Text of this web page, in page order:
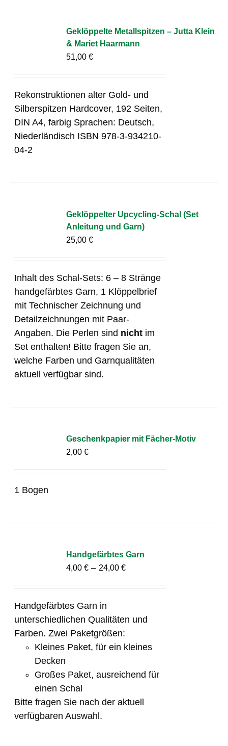
Geklöppelte Metallspitzen – Jutta Klein
& Mariet Haarmann
51,00€
Rekonstruktionen alter Gold- und
Silberspitzen Hardcover, 192 Seiten,
DIN A4, farbig Sprachen: Deutsch,
Niederländisch ISBN 978-3-934210-
04-2
Geklöppelter Upcycling-Schal (Set
Anleitung und Garn)
25,00€
Inhalt des Schal-Sets: 6 – 8 Stränge
handgefärbtes Garn, 1 Klöppelbrief
mit Technischer Zeichnung und
Detailzeichnungen mit Paar-
Angaben. Die Perlen sind nicht im
Set enthalten! Bitte fragen Sie an,
welche Farben und Garnqualitäten
aktuell verfügbar sind.
Geschenkpapier mit Fächer-Motiv
2,00€
1 Bogen
Handgefärbtes Garn
4,00€ – 24,00€
Handgefärbtes Garn in
unterschiedlichen Qualitäten und
Farben. Zwei Paketgrößen:
Kleines Paket, für ein kleines
Decken
Großes Paket, ausreichend für
einen Schal
Bitte fragen Sie nach der aktuell
verfügbaren Auswahl.